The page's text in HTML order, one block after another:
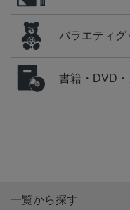
バラエティグ
書籍・DVD
一覧から探す